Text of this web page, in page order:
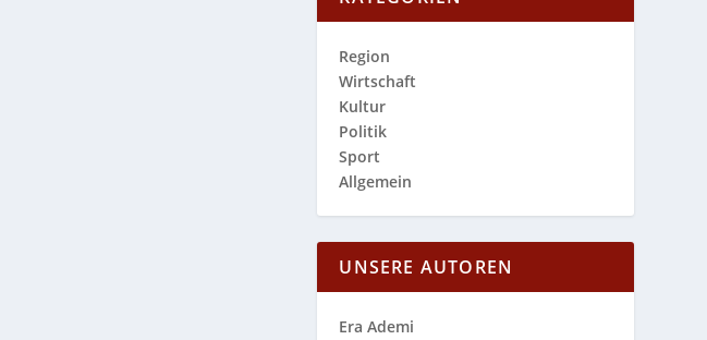
Region
Wirtschaft
Kultur
Politik
Sport
Allgemein
UNSERE AUTOREN
Era Ademi